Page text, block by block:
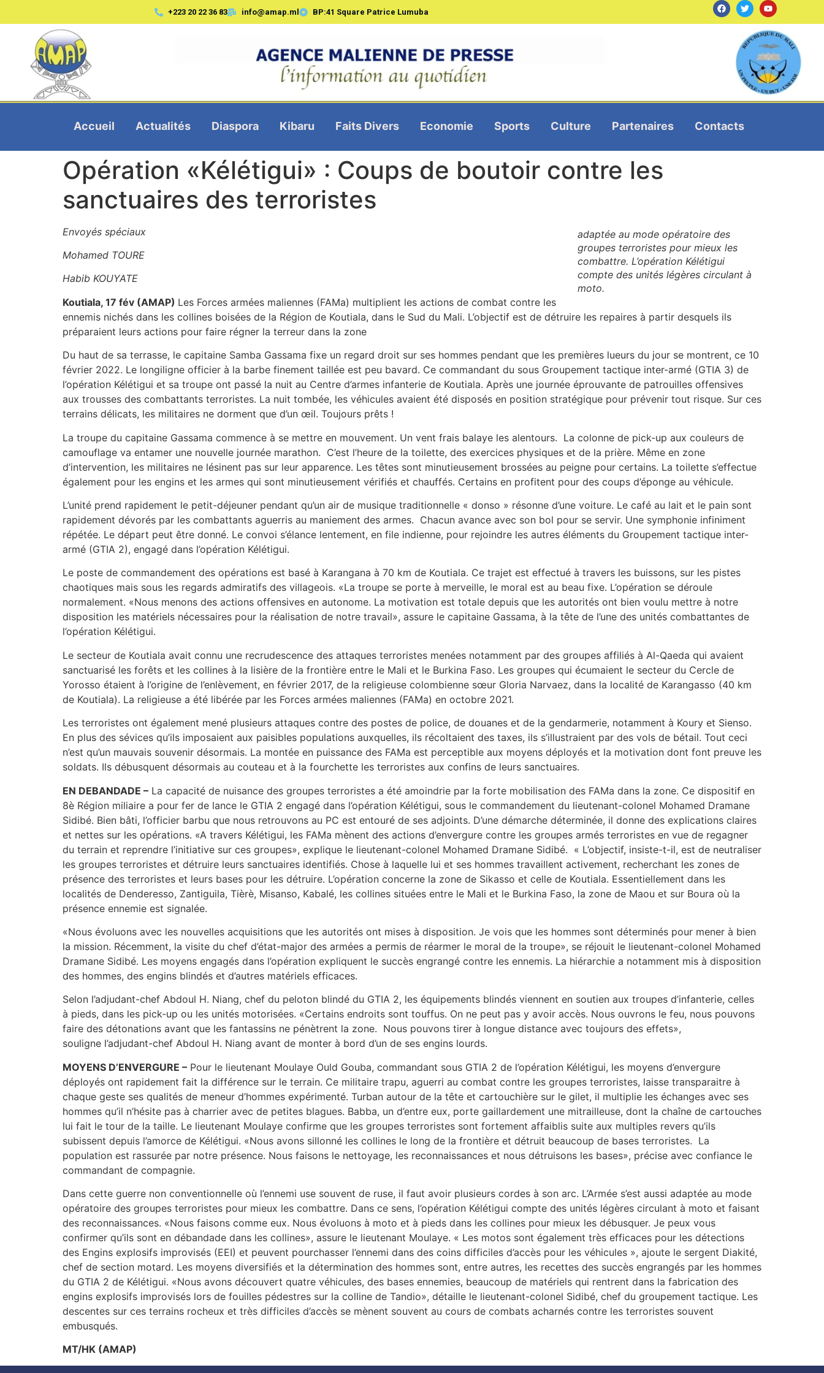
+223 20 22 36 83 info@amap.ml BP:41 Square Patrice Lumuba
Accueil Actualités Diaspora Kibaru Faits Divers Economie Sports Culture Partenaires Contacts
Opération «Kélétigui» : Coups de boutoir contre les
sanctuaires des terroristes
adaptée au mode opératoire des
groupes terroristes pour mieux les
combattre. L’opération Kélétigui
compte des unités légères circulant à
moto.
Envoyés spéciaux
Mohamed TOURE
Habib KOUYATE
Koutiala, 17 fév (AMAP) Les Forces armées maliennes (FAMa) multiplient les actions de combat contre les
ennemis nichés dans les collines boisées de la Région de Koutiala, dans le Sud du Mali. L’objectif est de détruire les repaires à partir desquels ils
préparaient leurs actions pour faire régner la terreur dans la zone
Du haut de sa terrasse, le capitaine Samba Gassama fixe un regard droit sur ses hommes pendant que les premières lueurs du jour se montrent, ce 10
février 2022. Le longiligne officier à la barbe finement taillée est peu bavard. Ce commandant du sous Groupement tactique inter-armé (GTIA 3) de
l’opération Kélétigui et sa troupe ont passé la nuit au Centre d’armes infanterie de Koutiala. Après une journée éprouvante de patrouilles offensives
aux trousses des combattants terroristes. La nuit tombée, les véhicules avaient été disposés en position stratégique pour prévenir tout risque. Sur ces
terrains délicats, les militaires ne dorment que d’un œil. Toujours prêts !
La troupe du capitaine Gassama commence à se mettre en mouvement. Un vent frais balaye les alentours. La colonne de pick-up aux couleurs de
camouflage va entamer une nouvelle journée marathon. C’est l’heure de la toilette, des exercices physiques et de la prière. Même en zone
d’intervention, les militaires ne lésinent pas sur leur apparence. Les têtes sont minutieusement brossées au peigne pour certains. La toilette s’effectue
également pour les engins et les armes qui sont minutieusement vérifiés et chauffés. Certains en profitent pour des coups d’éponge au véhicule.
L’unité prend rapidement le petit-déjeuner pendant qu’un air de musique traditionnelle « donso » résonne d’une voiture. Le café au lait et le pain sont
rapidement dévorés par les combattants aguerris au maniement des armes. Chacun avance avec son bol pour se servir. Une symphonie infiniment
répétée. Le départ peut être donné. Le convoi s’élance lentement, en file indienne, pour rejoindre les autres éléments du Groupement tactique inter-
armé (GTIA 2), engagé dans l’opération Kélétigui.
Le poste de commandement des opérations est basé à Karangana à 70 km de Koutiala. Ce trajet est effectué à travers les buissons, sur les pistes
chaotiques mais sous les regards admiratifs des villageois. «La troupe se porte à merveille, le moral est au beau fixe. L’opération se déroule
normalement. «Nous menons des actions offensives en autonome. La motivation est totale depuis que les autorités ont bien voulu mettre à notre
disposition les matériels nécessaires pour la réalisation de notre travail», assure le capitaine Gassama, à la tête de l’une des unités combattantes de
l’opération Kélétigui.
Le secteur de Koutiala avait connu une recrudescence des attaques terroristes menées notamment par des groupes affiliés à Al-Qaeda qui avaient
sanctuarisé les forêts et les collines à la lisière de la frontière entre le Mali et le Burkina Faso. Les groupes qui écumaient le secteur du Cercle de
Yorosso étaient à l’origine de l’enlèvement, en février 2017, de la religieuse colombienne sœur Gloria Narvaez, dans la localité de Karangasso (40 km
de Koutiala). La religieuse a été libérée par les Forces armées maliennes (FAMa) en octobre 2021.
Les terroristes ont également mené plusieurs attaques contre des postes de police, de douanes et de la gendarmerie, notamment à Koury et Sienso.
En plus des sévices qu’ils imposaient aux paisibles populations auxquelles, ils récoltaient des taxes, ils s’illustraient par des vols de bétail. Tout ceci
n’est qu’un mauvais souvenir désormais. La montée en puissance des FAMa est perceptible aux moyens déployés et la motivation dont font preuve les
soldats. Ils débusquent désormais au couteau et à la fourchette les terroristes aux confins de leurs sanctuaires.
EN DEBANDADE – La capacité de nuisance des groupes terroristes a été amoindrie par la forte mobilisation des FAMa dans la zone. Ce dispositif en
8è Région miliaire a pour fer de lance le GTIA 2 engagé dans l’opération Kélétigui, sous le commandement du lieutenant-colonel Mohamed Dramane
Sidibé. Bien bâti, l’officier barbu que nous retrouvons au PC est entouré de ses adjoints. D’une démarche déterminée, il donne des explications claires
et nettes sur les opérations. «A travers Kélétigui, les FAMa mènent des actions d’envergure contre les groupes armés terroristes en vue de regagner
du terrain et reprendre l’initiative sur ces groupes», explique le lieutenant-colonel Mohamed Dramane Sidibé. « L’objectif, insiste-t-il, est de neutraliser
les groupes terroristes et détruire leurs sanctuaires identifiés. Chose à laquelle lui et ses hommes travaillent activement, recherchant les zones de
présence des terroristes et leurs bases pour les détruire. L’opération concerne la zone de Sikasso et celle de Koutiala. Essentiellement dans les
localités de Denderesso, Zantiguila, Tièrè, Misanso, Kabalé, les collines situées entre le Mali et le Burkina Faso, la zone de Maou et sur Boura où la
présence ennemie est signalée.
«Nous évoluons avec les nouvelles acquisitions que les autorités ont mises à disposition. Je vois que les hommes sont déterminés pour mener à bien
la mission. Récemment, la visite du chef d’état-major des armées a permis de réarmer le moral de la troupe», se réjouit le lieutenant-colonel Mohamed
Dramane Sidibé. Les moyens engagés dans l’opération expliquent le succès engrangé contre les ennemis. La hiérarchie a notamment mis à disposition
des hommes, des engins blindés et d’autres matériels efficaces.
Selon l’adjudant-chef Abdoul H. Niang, chef du peloton blindé du GTIA 2, les équipements blindés viennent en soutien aux troupes d’infanterie, celles
à pieds, dans les pick-up ou les unités motorisées. «Certains endroits sont touffus. On ne peut pas y avoir accès. Nous ouvrons le feu, nous pouvons
faire des détonations avant que les fantassins ne pénètrent la zone. Nous pouvons tirer à longue distance avec toujours des effets»,
souligne l’adjudant-chef Abdoul H. Niang avant de monter à bord d’un de ses engins lourds.
MOYENS D’ENVERGURE – Pour le lieutenant Moulaye Ould Gouba, commandant sous GTIA 2 de l’opération Kélétigui, les moyens d’envergure
déployés ont rapidement fait la différence sur le terrain. Ce militaire trapu, aguerri au combat contre les groupes terroristes, laisse transparaitre à
chaque geste ses qualités de meneur d’hommes expérimenté. Turban autour de la tête et cartouchière sur le gilet, il multiplie les échanges avec ses
hommes qu’il n’hésite pas à charrier avec de petites blagues. Babba, un d’entre eux, porte gaillardement une mitrailleuse, dont la chaîne de cartouches
lui fait le tour de la taille. Le lieutenant Moulaye confirme que les groupes terroristes sont fortement affaiblis suite aux multiples revers qu’ils
subissent depuis l’amorce de Kélétigui. «Nous avons sillonné les collines le long de la frontière et détruit beaucoup de bases terroristes. La
population est rassurée par notre présence. Nous faisons le nettoyage, les reconnaissances et nous détruisons les bases», précise avec confiance le
commandant de compagnie.
Dans cette guerre non conventionnelle où l’ennemi use souvent de ruse, il faut avoir plusieurs cordes à son arc. L’Armée s’est aussi adaptée au mode
opératoire des groupes terroristes pour mieux les combattre. Dans ce sens, l’opération Kélétigui compte des unités légères circulant à moto et faisant
des reconnaissances. «Nous faisons comme eux. Nous évoluons à moto et à pieds dans les collines pour mieux les débusquer. Je peux vous
confirmer qu’ils sont en débandade dans les collines», assure le lieutenant Moulaye. « Les motos sont également très efficaces pour les détections
des Engins explosifs improvisés (EEI) et peuvent pourchasser l’ennemi dans des coins difficiles d’accès pour les véhicules », ajoute le sergent Diakité,
chef de section motard. Les moyens diversifiés et la détermination des hommes sont, entre autres, les recettes des succès engrangés par les hommes
du GTIA 2 de Kélétigui. «Nous avons découvert quatre véhicules, des bases ennemies, beaucoup de matériels qui rentrent dans la fabrication des
engins explosifs improvisés lors de fouilles pédestres sur la colline de Tandio», détaille le lieutenant-colonel Sidibé, chef du groupement tactique. Les
descentes sur ces terrains rocheux et très difficiles d’accès se mènent souvent au cours de combats acharnés contre les terroristes souvent
embusqués.
MT/HK (AMAP)